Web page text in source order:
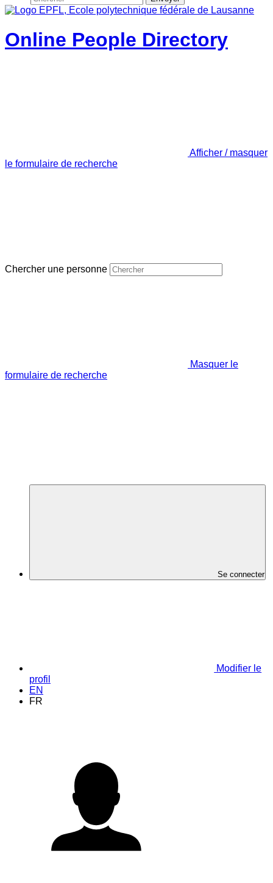
Online People Directory
Afficher / masquer
le formulaire de recherche
Chercher une personne
Masquer le
formulaire de recherche
Se connecter
Modifier le
profil
EN
FR